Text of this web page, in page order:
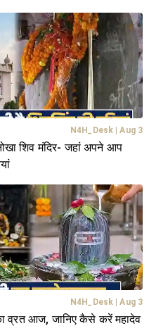
N4H_Desk | Aug 3
शिव मंदिर- जहां अपने आप
N4H_Desk | Aug 3
व्रत आज, जानिए कैसे करें महादेव